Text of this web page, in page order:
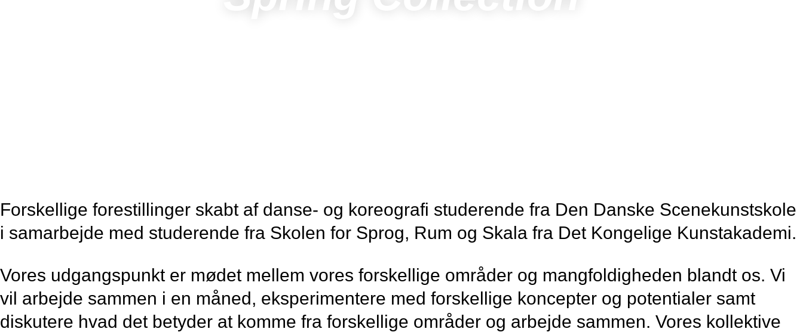
Forskellige forestillinger skabt af danse- og koreografi studerende fra Den Danske Scenekunstskole
i samarbejde med studerende fra Skolen for Sprog, Rum og Skala fra Det Kongelige Kunstakademi.
Vores udgangspunkt er mødet mellem vores forskellige områder og mangfoldigheden blandt os. Vi
vil arbejde sammen i en måned, eksperimentere med forskellige koncepter og potentialer samt
diskutere hvad det betyder at komme fra forskellige områder og arbejde sammen. Vores kollektive